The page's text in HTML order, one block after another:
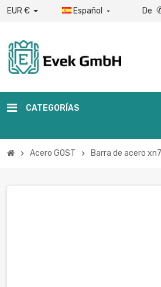
EUR € Español  De
CATEGORÍAS
chevron_right Acero GOST chevron_right Barra de acero